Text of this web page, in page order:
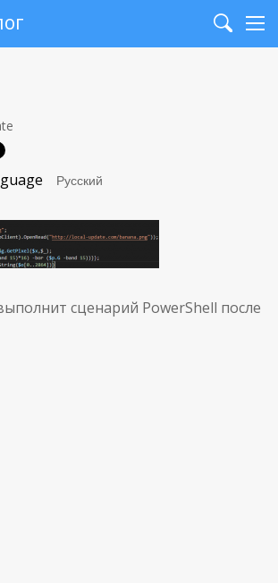
Search
сценарий PowerShell после